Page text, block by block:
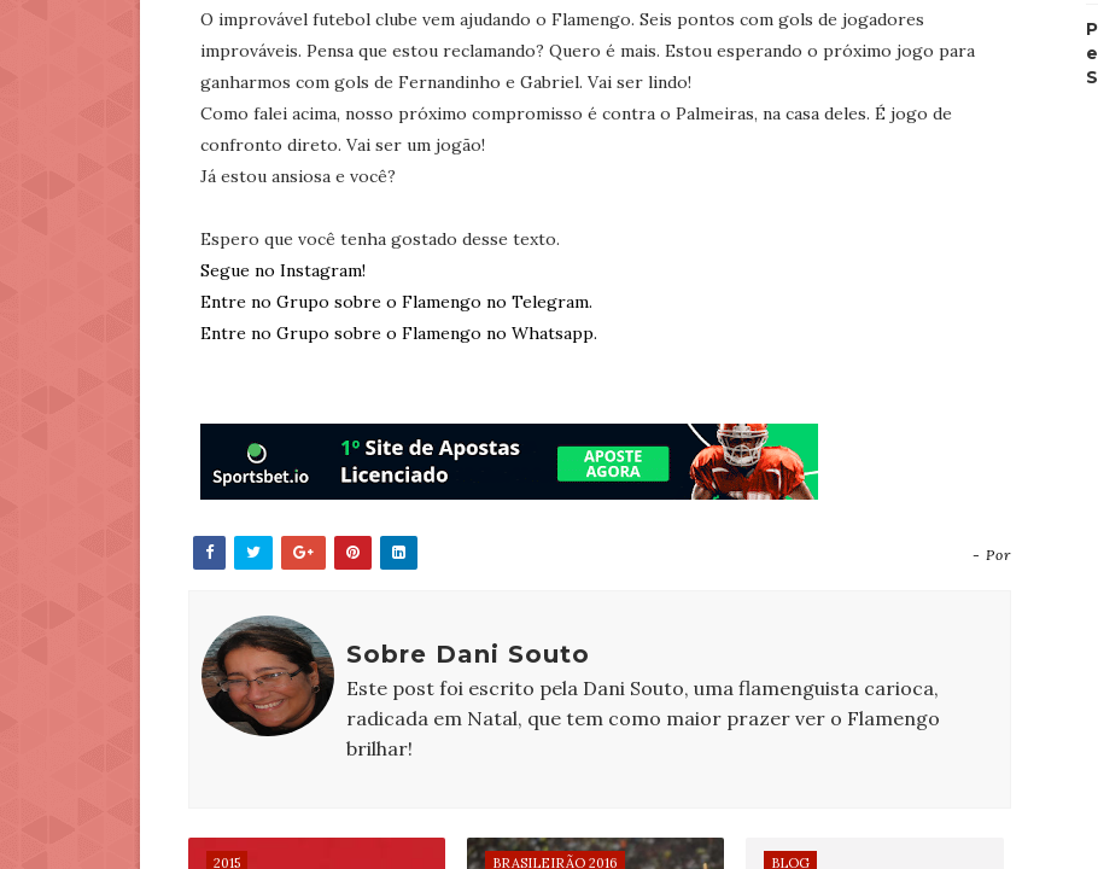
O improvável futebol clube vem ajudando o Flamengo. Seis pontos com gols de jogadores
improváveis. Pensa que estou reclamando? Quero é mais. Estou esperando o próximo jogo para
ganharmos com gols de Fernandinho e Gabriel. Vai ser lindo!
Como falei acima, nosso próximo compromisso é contra o Palmeiras, na casa deles. É jogo de
confronto direto. Vai ser um jogão!
Já estou ansiosa e você?
Espero que você tenha gostado desse texto.
Segue no Instagram!
Entre no Grupo sobre o Flamengo no Telegram.
Entre no Grupo sobre o Flamengo no Whatsapp.
- Por
Sobre Dani Souto
Este post foi escrito pela Dani Souto, uma flamenguista carioca,
radicada em Natal, que tem como maior prazer ver o Flamengo
brilhar!
2015 BRASILEIRÃO 2016 BLOG